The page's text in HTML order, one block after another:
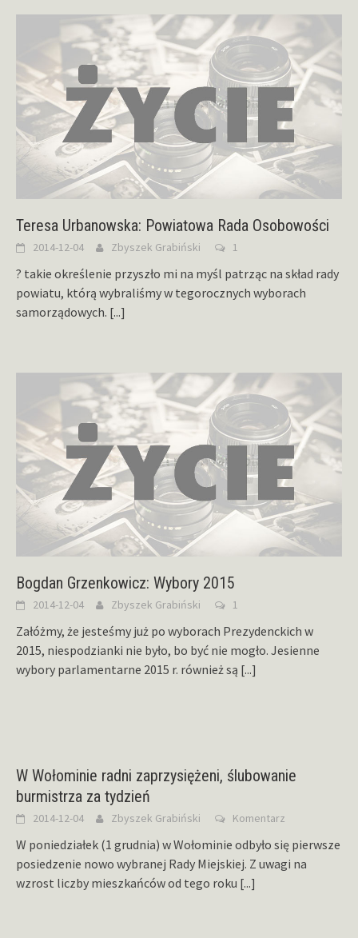
Teresa Urbanowska: Powiatowa Rada Osobowości
2014-12-04 Zbyszek Grabiński 1
? takie określenie przyszło mi na myśl patrząc na skład rady
powiatu, którą wybraliśmy w tegorocznych wyborach
samorządowych. [...]
Bogdan Grzenkowicz: Wybory 2015
2014-12-04 Zbyszek Grabiński 1
Załóżmy, że jesteśmy już po wyborach Prezydenckich w
2015, niespodzianki nie było, bo być nie mogło. Jesienne
wybory parlamentarne 2015 r. również są [...]
W Wołominie radni zaprzysiężeni, ślubowanie
burmistrza za tydzień
2014-12-04 Zbyszek Grabiński Komentarz
W poniedziałek (1 grudnia) w Wołominie odbyło się pierwsze
posiedzenie nowo wybranej Rady Miejskiej. Z uwagi na
wzrost liczby mieszkańców od tego roku [...]